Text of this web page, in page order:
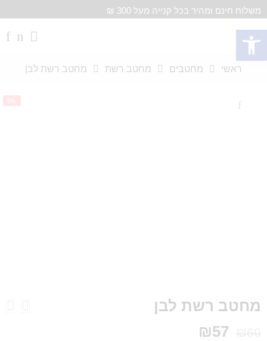
פתח סרגל נגישות
משלוח חינם ומהיר בכל קנייה מעל 300 ₪
ראשי מחטבים מחטב רשת מחטב רשת לבן
-5%
מחטב רשת לבן
₪57